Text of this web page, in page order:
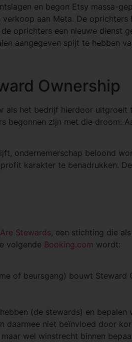
en begon Etsy massa-
aan Meta. De
oprichters een nieuwe dienst
aangegeven spijt te hebben
Ownership
het bedrijf hierdoor uitgroeit
begonnen zijn met die droom:
ondernemerschap beloond
karakter te benadrukken.
Stewards, een stichting die
volgende Booking.com wordt:
of beursgang) bouwt Steward
(de stewards) en
daarmee niet beïnvloed door
wel winstrecht binnen